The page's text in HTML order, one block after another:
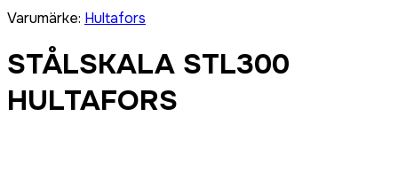
Varumärke: Hultafors
STÅLSKALA STL300
HULTAFORS